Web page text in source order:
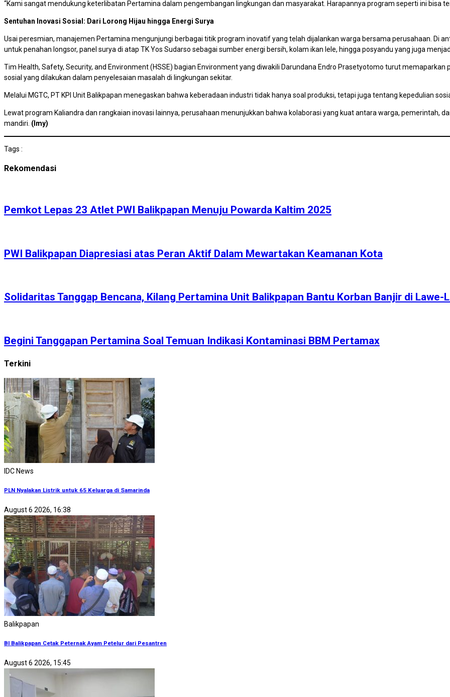
“Kami sangat mendukung keterlibatan Pertamina dalam pengembangan lingkungan dan masyarakat. Harapannya program seperti ini bisa
Sentuhan Inovasi Sosial: Dari Lorong Hijau hingga Energi Surya
Usai peresmian, manajemen Pertamina mengunjungi berbagai titik program inovatif yang telah dijalankan warga bersama perusahaan. Di
untuk penahan longsor, panel surya di atap TK Yos Sudarso sebagai sumber energi bersih, kolam ikan lele, hingga posyandu yang juga
Tim Health, Safety, Security, and Environment (HSSE) bagian Environment yang diwakili Darundana Endro Prasetyotomo turut
sosial yang dilakukan dalam penyelesaian masalah di lingkungan sekitar.
Melalui MGTC, PT KPI Unit Balikpapan menegaskan bahwa keberadaan industri tidak hanya soal produksi, tetapi juga tentang kepedulian
Lewat program Kaliandra dan rangkaian inovasi lainnya, perusahaan menunjukkan bahwa kolaborasi yang kuat antara warga, pemerintah,
mandiri. (Imy)
Tags :
Rekomendasi
Pemkot Lepas 23 Atlet PWI Balikpapan Menuju Powarda Kaltim 2025
PWI Balikpapan Diapresiasi atas Peran Aktif Dalam Mewartakan Keamanan Kota
Solidaritas Tanggap Bencana, Kilang Pertamina Unit Balikpapan Bantu Korban Banjir di Lawe-
Begini Tanggapan Pertamina Soal Temuan Indikasi Kontaminasi BBM Pertamax
Terkini
IDC News
PLN Nyalakan Listrik untuk 65 Keluarga di Samarinda
August 6 2026, 16:38
Balikpapan
BI Balikpapan Cetak Peternak Ayam Petelur dari Pesantren
August 6 2026, 15:45